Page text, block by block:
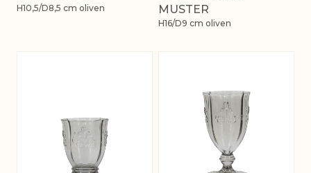
H10,5/D8,5 cm oliven
MUSTER
H16/D9 cm oliven